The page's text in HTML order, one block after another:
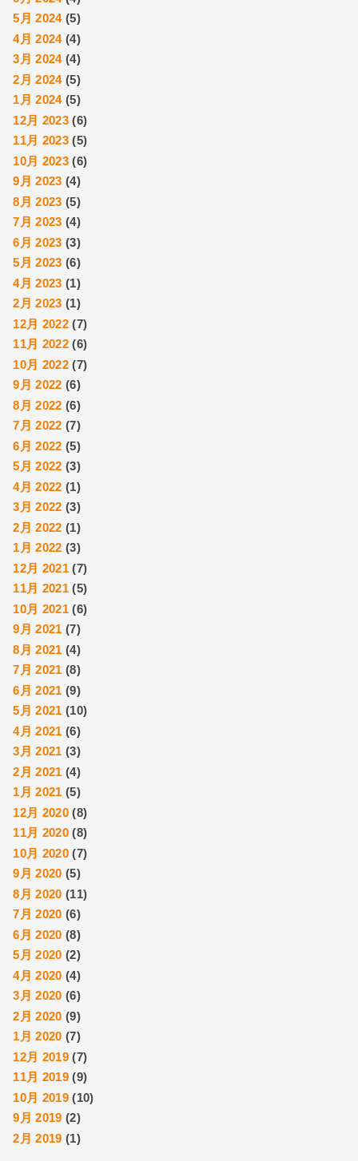
5月 2024(5)
4月 2024(4)
3月 2024(4)
2月 2024(5)
1月 2024(5)
12月 2023 (6)
11月 2023 (5)
10月 2023 (6)
9月 2023 (4)
8月 2023 (5)
7月 2023 (4)
6月 2023 (3)
5月 2023 (6)
4月 2023 (1)
2月 2023 (1)
12月 2022 (7)
11月 2022 (6)
10月 2022 (7)
9月 2022 (6)
8月 2022 (6)
7月 2022 (7)
6月 2022 (5)
5月 2022 (3)
4月 2022 (1)
3月 2022 (3)
2月 2022 (1)
1月 2022 (3)
12月 2021 (7)
11月 2021 (5)
10月 2021 (6)
9月 2021 (7)
8月 2021 (4)
7月 2021 (8)
6月 2021 (9)
5月 2021 (10)
4月 2021 (6)
3月 2021 (3)
2月 2021 (4)
1月 2021 (5)
12月 2020 (8)
11月 2020 (8)
10月 2020 (7)
9月 2020 (5)
8月 2020 (11)
7月 2020 (6)
6月 2020 (8)
5月 2020 (2)
4月 2020 (4)
3月 2020 (6)
2月 2020 (9)
1月 2020 (7)
12月 2019 (7)
11月 2019 (9)
10月 2019 (10)
9月 2019 (2)
2月 2019 (1)